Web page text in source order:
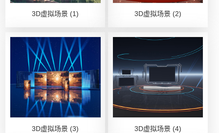
3D虚拟场景 (1) 3D虚拟场景 (2)
3D虚拟场景 (3) 3D虚拟场景 (4)